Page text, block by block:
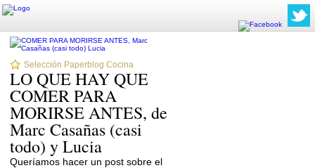
Selección Paperblog Cocina
LO QUE HAY QUE
COMER PARA
MORIRSE ANTES, de
Marc Casañas (casi
todo) y Lucia
Queríamos hacer un post sobre el